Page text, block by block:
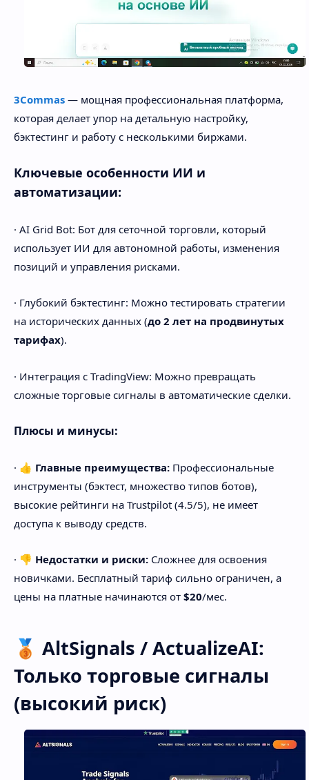
3Commas — мощная профессиональная платформа,
которая делает упор на детальную настройку,
бэктестинг и работу с несколькими биржами.
Ключевые особенности ИИ и
автоматизации:
· AI Grid Bot: Бот для сеточной торговли, который
использует ИИ для автономной работы, изменения
позиций и управления рисками.
· Глубокий бэктестинг: Можно тестировать стратегии
на исторических данных (до 2 лет на продвинутых
тарифах).
· Интеграция с TradingView: Можно превращать
сложные торговые сигналы в автоматические сделки.
Плюсы и минусы:
· 👍 Главные преимущества: Профессиональные
инструменты (бэктест, множество типов ботов),
высокие рейтинги на Trustpilot (4.5/5), не имеет
доступа к выводу средств.
· 👎 Недостатки и риски: Сложнее для освоения
новичками. Бесплатный тариф сильно ограничен, а
цены на платные начинаются от $20/мес.
🥉 AltSignals / ActualizeAI:
Только торговые сигналы
(высокий риск)